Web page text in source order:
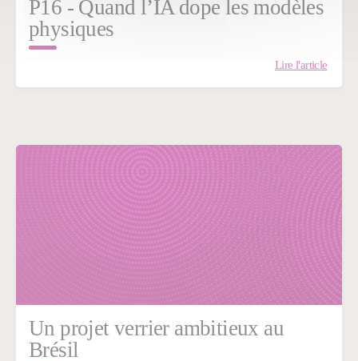
P16 - Quand l’IA dope les modèles
physiques
Lire l'article
Un projet verrier ambitieux au
Brésil